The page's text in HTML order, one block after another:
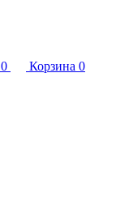
0 Корзина 0